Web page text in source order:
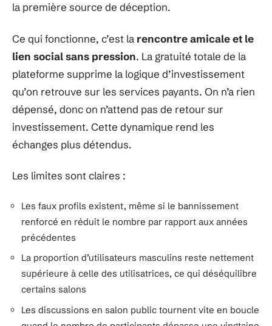
la première source de déception.
Ce qui fonctionne, c’est la rencontre amicale et le
lien social sans pression. La gratuité totale de la
plateforme supprime la logique d’investissement
qu’on retrouve sur les services payants. On n’a rien
dépensé, donc on n’attend pas de retour sur
investissement. Cette dynamique rend les
échanges plus détendus.
Les limites sont claires :
Les faux profils existent, même si le bannissement
renforcé en réduit le nombre par rapport aux années
précédentes
La proportion d’utilisateurs masculins reste nettement
supérieure à celle des utilisatrices, ce qui déséquilibre
certains salons
Les discussions en salon public tournent vite en boucle